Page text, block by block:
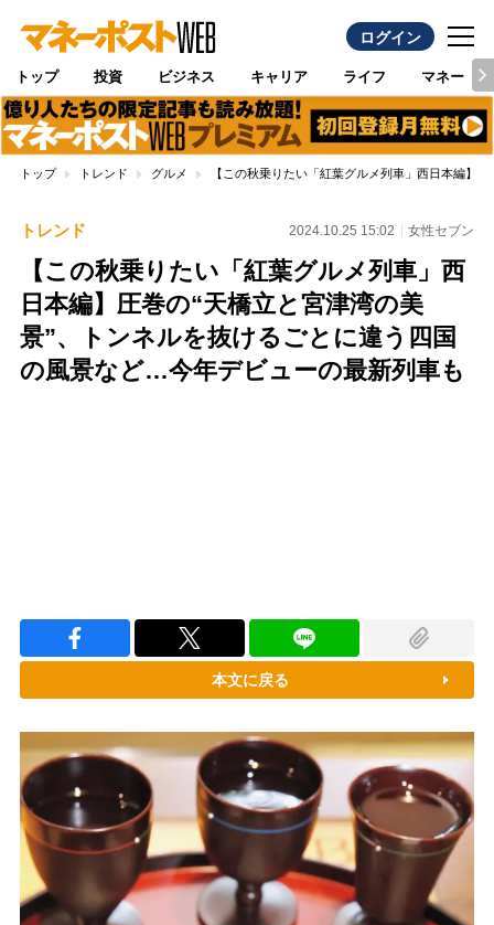
ログイン
トップ 投資 ビジネス キャリア ライフ マネー
トップ トレンド グルメ 【この秋乗りたい「紅葉グルメ列車」西日本編】
トレンド 2024.10.25 15:02 女性セブン
【この秋乗りたい「紅葉グルメ列車」西
日本編】圧巻の“天橋立と宮津湾の美
景”、トンネルを抜けるごとに違う四国
の風景など…今年デビューの最新列車も
本文に戻る